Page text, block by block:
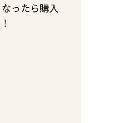
ったら購入